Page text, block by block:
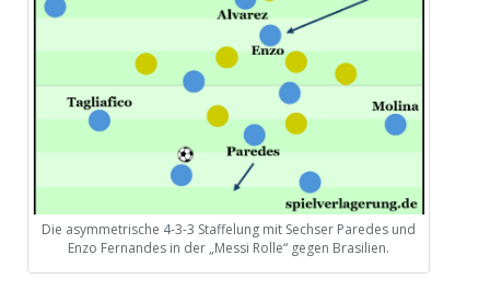
Die asymmetrische 4-3-3 Staffelung mit Sechser Paredes und
Enzo Fernandes in der „Messi Rolle“ gegen Brasilien.